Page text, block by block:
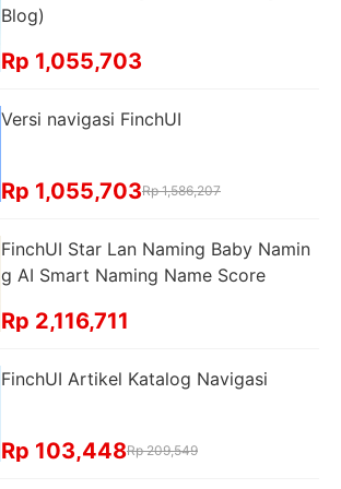
Blog)
Rp 1,055,703
Versi navigasi FinchUI
Rp 1,055,703Rp 1,586,207
FinchUI Star Lan Naming Baby Namin
g AI Smart Naming Name Score
Rp 2,116,711
FinchUI Artikel Katalog Navigasi
Rp 103,448Rp 209,549